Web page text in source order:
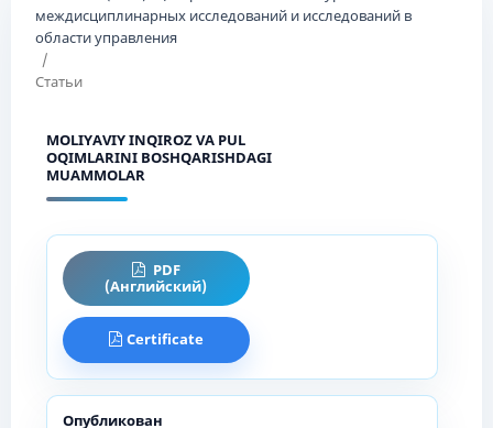
междисциплинарных исследований и исследований в
области управления
/
Статьи
MOLIYAVIY INQIROZ VA PUL
OQIMLARINI BOSHQARISHDAGI
MUAMMOLAR
PDF
(Английский)
Certificate
Опубликован